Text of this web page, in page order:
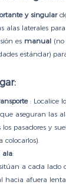
y singular
alas laterales
es manual
estándar)
: Localice
aseguran las
pasadores y
colocarlos).
ala:
sitúan a cada lado
hacia afuera